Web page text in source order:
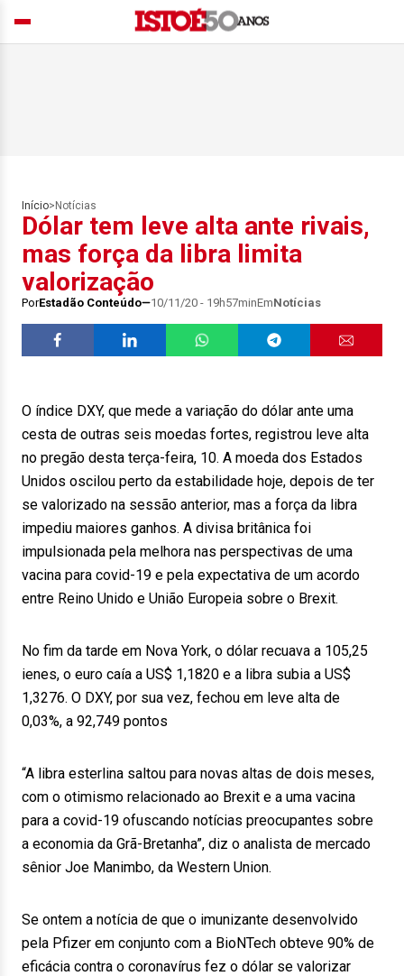
Início> Notícias
Dólar tem leve alta ante rivais,
mas força da libra limita
valorização
PorEstadão Conteúdo 10/11/20 - 19h57minEmNotícias
O índice DXY, que mede a variação do dólar ante uma
cesta de outras seis moedas fortes, registrou leve alta
no pregão desta terça-feira, 10. A moeda dos Estados
Unidos oscilou perto da estabilidade hoje, depois de ter
se valorizado na sessão anterior, mas a força da libra
impediu maiores ganhos. A divisa britânica foi
impulsionada pela melhora nas perspectivas de uma
vacina para covid-19 e pela expectativa de um acordo
entre Reino Unido e União Europeia sobre o Brexit.
No fim da tarde em Nova York, o dólar recuava a 105,25
ienes, o euro caía a US$ 1,1820 e a libra subia a US$
1,3276. O DXY, por sua vez, fechou em leve alta de
0,03%, a 92,749 pontos
“A libra esterlina saltou para novas altas de dois meses,
com o otimismo relacionado ao Brexit e a uma vacina
para a covid-19 ofuscando notícias preocupantes sobre
a economia da Grã-Bretanha”, diz o analista de mercado
sênior Joe Manimbo, da Western Union.
Se ontem a notícia de que o imunizante desenvolvido
pela Pfizer em conjunto com a BioNTech obteve 90% de
eficácia contra o coronavírus fez o dólar se valorizar